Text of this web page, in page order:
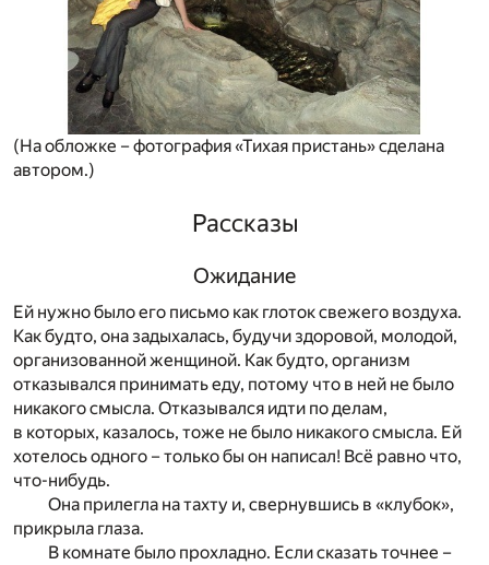
(На обложке – фотография «Тихая пристань» сделана
автором.)
Рассказы
Ожидание
Ей нужно было его письмо как глоток свежего воздуха.
Как будто, она задыхалась, будучи здоровой, молодой,
организованной женщиной. Как будто, организм
отказывался принимать еду, потому что в ней не было
никакого смысла. Отказывался идти по делам,
в которых, казалось, тоже не было никакого смысла. Ей
хотелось одного – только бы он написал! Всё равно что,
что-нибудь.
Она прилегла на тахту и, свернувшись в «клубок»,
прикрыла глаза.
В комнате было прохладно. Если сказать точнее –